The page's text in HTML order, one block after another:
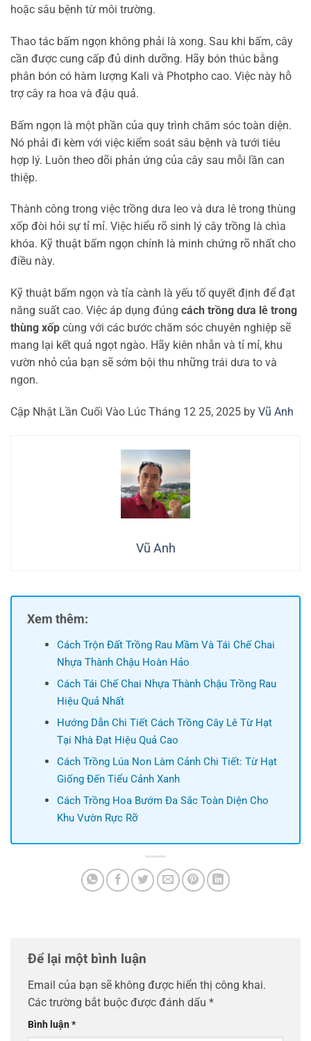
hoặc sâu bệnh từ môi trường.
Thao tác bấm ngọn không phải là xong. Sau khi bấm, cây
cần được cung cấp đủ dinh dưỡng. Hãy bón thúc bằng
phân bón có hàm lượng Kali và Photpho cao. Việc này hỗ
trợ cây ra hoa và đậu quả.
Bấm ngọn là một phần của quy trình chăm sóc toàn diện.
Nó phải đi kèm với việc kiểm soát sâu bệnh và tưới tiêu
hợp lý. Luôn theo dõi phản ứng của cây sau mỗi lần can
thiệp.
Thành công trong việc trồng dưa leo và dưa lê trong thùng
xốp đòi hỏi sự tỉ mỉ. Việc hiểu rõ sinh lý cây trồng là chìa
khóa. Kỹ thuật bấm ngọn chính là minh chứng rõ nhất cho
điều này.
Kỹ thuật bấm ngọn và tỉa cành là yếu tố quyết định để đạt
năng suất cao. Việc áp dụng đúng cách trồng dưa lê trong
thùng xốp cùng với các bước chăm sóc chuyên nghiệp sẽ
mang lại kết quả ngọt ngào. Hãy kiên nhẫn và tỉ mỉ, khu
vườn nhỏ của bạn sẽ sớm bội thu những trái dưa to và
ngon.
Cập Nhật Lần Cuối Vào Lúc Tháng 12 25, 2025 by Vũ Anh
Vũ Anh
Xem thêm:
Cách Trộn Đất Trồng Rau Mầm Và Tái Chế Chai
Nhựa Thành Chậu Hoàn Hảo
Cách Tái Chế Chai Nhựa Thành Chậu Trồng Rau
Hiệu Quả Nhất
Hướng Dẫn Chi Tiết Cách Trồng Cây Lê Từ Hạt
Tại Nhà Đạt Hiệu Quả Cao
Cách Trồng Lúa Non Làm Cảnh Chi Tiết: Từ Hạt
Giống Đến Tiểu Cảnh Xanh
Cách Trồng Hoa Bướm Đa Sắc Toàn Diện Cho
Khu Vườn Rực Rỡ
Để lại một bình luận
Email của bạn sẽ không được hiển thị công khai.
Các trường bắt buộc được đánh dấu *
Bình luận*